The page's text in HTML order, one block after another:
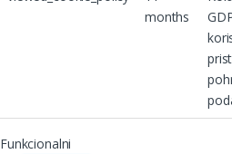
months
Funkcionalni